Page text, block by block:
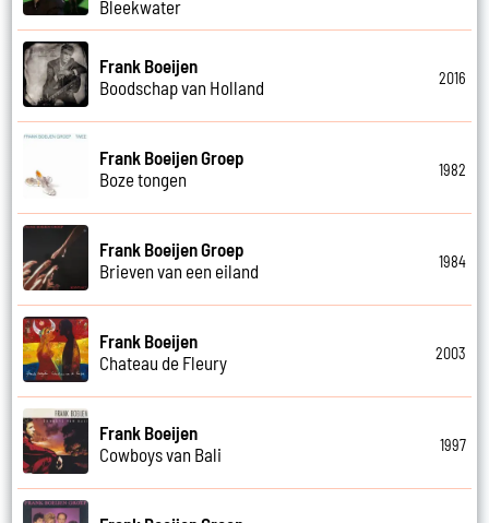
Bleekwater
Frank Boeijen
Boodschap van Holland
2016
Frank Boeijen Groep
Boze tongen
1982
Frank Boeijen Groep
Brieven van een eiland
1984
Frank Boeijen
Chateau de Fleury
2003
Frank Boeijen
Cowboys van Bali
1997